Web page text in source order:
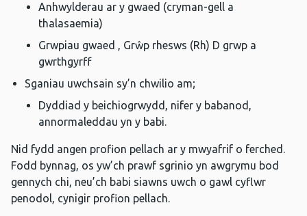
Anhwylderau ar y gwaed (cryman-gell a
thalasaemia)
Grwpiau gwaed , Grŵp rhesws (Rh) D grwp a
gwrthgyrff
Sganiau uwchsain sy’n chwilio am;
Dyddiad y beichiogrwydd, nifer y babanod,
annormaleddau yn y babi.
Nid fydd angen profion pellach ar y mwyafrif o ferched.
Fodd bynnag, os yw’ch prawf sgrinio yn awgrymu bod
gennych chi, neu’ch babi siawns uwch o gawl cyflwr
penodol, cynigir profion pellach.